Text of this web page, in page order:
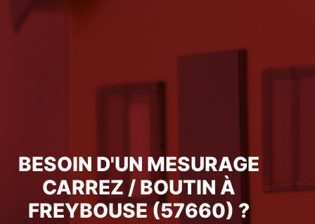
BESOIN D'UN MESURAGE
CARREZ / BOUTIN À
FREYBOUSE (57660) ?